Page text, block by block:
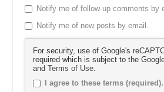
Notify me of follow-up comments by
Notify me of new posts by email.
For security, use of Google's
required which is subject to the
andTerms of Use.
I agree to these terms (required).